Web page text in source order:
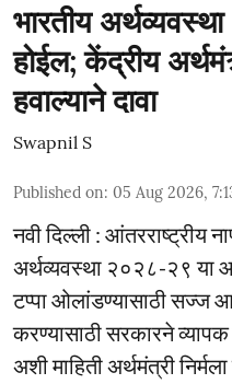
भारतीय
होईल; केंद्रीय
हवाल्याने दावा
Swapnil S
Published on: 05 Aug 2026,
नवी दिल्ली : आंतरराष्ट्रीय
अर्थव्यवस्था २०२८-२९ या
टप्पा ओलांडण्यासाठी सज्ज
करण्यासाठी सरकारने
अशी माहिती अर्थमंत्री